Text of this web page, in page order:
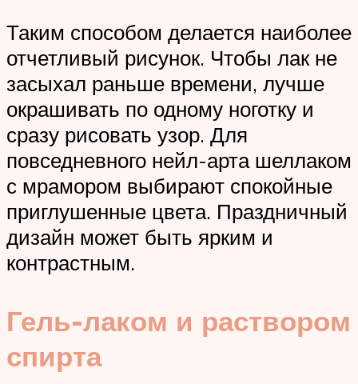
Таким способом делается наиболее
отчетливый рисунок. Чтобы лак не
засыхал раньше времени, лучше
окрашивать по одному ноготку и
сразу рисовать узор. Для
повседневного нейл-арта шеллаком
с мрамором выбирают спокойные
приглушенные цвета. Праздничный
дизайн может быть ярким и
контрастным.
Гель-лаком и раствором
спирта